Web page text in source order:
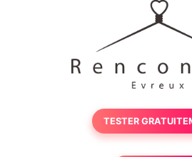
TESTER